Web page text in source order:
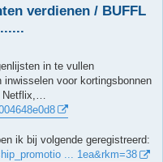
verdienen / BUFFL
in te vullen
voor kortingsbonnen
ik bij volgende geregistreerd:
... 1ea&rkm=38